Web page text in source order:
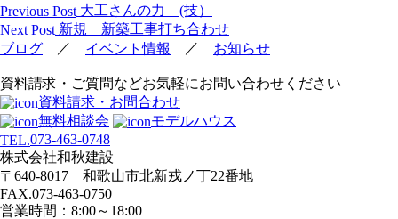
投
稿
ナ
ゲ
ー
シ
ョ
ン
Previous Post 大工さんの力 (技）
Next Post 新規 新築工事打ち合わせ
ブログ ／ イベント情報 ／ お知らせ
資料請求・ご質問などお気軽にお問い合わせください
資料請求・お問合わせ
無料相談会
モデルハウス
TEL.073-463-0748
株式会社和秋建設
〒640-8017 和歌山市北新戎ノ丁22番地
FAX.073-463-0750
営業時間：8:00～18:00